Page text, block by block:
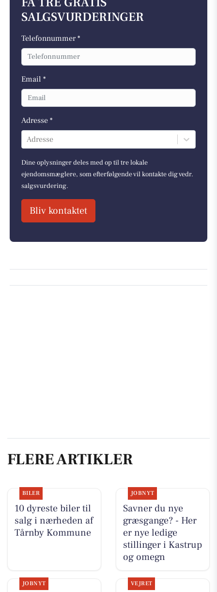
SALGSVURDERINGER
Telefonnummer *
Email *
Adresse *
Adresse
Dine oplysninger deles med op til tre lokale
ejendomsmæglere, som efterfølgende vil kontakte dig vedr.
salgsvurdering.
Bliv kontaktet
FLERE ARTIKLER
BILER
10 dyreste biler til
salg i nærheden af
Tårnby Kommune
JOBNYT
Savner du nye
græsgange? - Her
er nye ledige
stillinger i Kastrup
og omegn
JOBNYT VEJRET